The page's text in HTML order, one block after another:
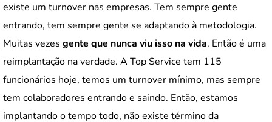
existe um turnover nas empresas. Tem sempre gente
entrando, tem sempre gente se adaptando à metodologia.
Muitas vezes gente que nunca viu isso na vida. Então é uma
reimplantação na verdade. A Top Service tem 115
funcionários hoje, temos um turnover mínimo, mas sempre
tem colaboradores entrando e saindo. Então, estamos
implantando o tempo todo, não existe término da